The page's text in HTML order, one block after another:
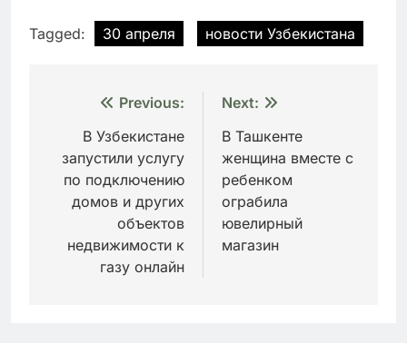
Tagged: 30 апреля новости Узбекистана
Навигация
записям
Previous:
В Узбекистане
запустили услугу
по подключению
домов и других
объектов
недвижимости к
газу онлайн
Next:
В Ташкенте
женщина вместе с
ребенком
ограбила
ювелирный
магазин